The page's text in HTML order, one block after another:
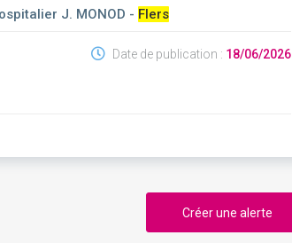
J. MONOD - Flers
Date de publication : 18/06/2026
Créer une alerte